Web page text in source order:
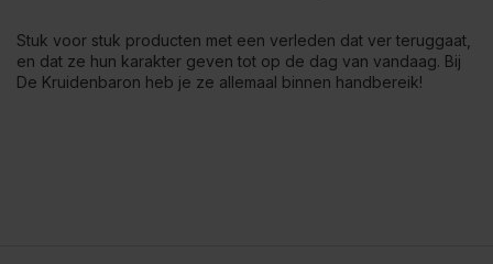
Stuk voor stuk producten met een verleden dat ver teruggaat,
en dat ze hun karakter geven tot op de dag van vandaag. Bij
De Kruidenbaron heb je ze allemaal binnen handbereik!